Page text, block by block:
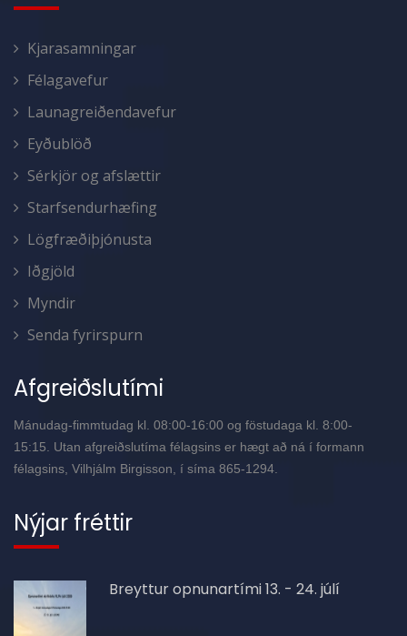
Kjarasamningar
Félagavefur
Launagreiðendavefur
Eyðublöð
Sérkjör og afslættir
Starfsendurhæfing
Lögfræðiþjónusta
Iðgjöld
Myndir
Senda fyrirspurn
Afgreiðslutími
Mánudag-fimmtudag kl. 08:00-16:00 og föstudaga kl. 8:00-
15:15. Utan afgreiðslutíma félagsins er hægt að ná í formann
félagsins, Vilhjálm Birgisson, í síma 865-1294.
Nýjar fréttir
Breyttur opnunartími 13. - 24. júlí